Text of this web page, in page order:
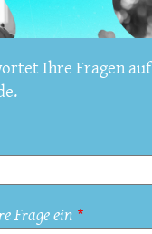
Ihre Fragen auf
Frage ein